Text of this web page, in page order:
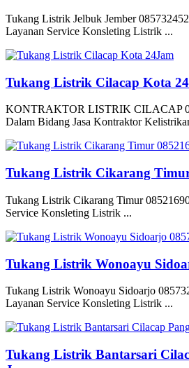
Tukang Listrik Jelbuk Jember
Layanan Service Konsleting Listrik ...
Tukang Listrik Cilacap Kota
KONTRAKTOR LISTRIK CILACAP
Dalam Bidang Jasa Kontraktor
Tukang Listrik Cikarang Timur
Tukang Listrik Cikarang Timur
Service Konsleting Listrik ...
Tukang Listrik Wonoayu
Tukang Listrik Wonoayu Sidoarjo
Layanan Service Konsleting Listrik ...
Tukang Listrik Bantarsari